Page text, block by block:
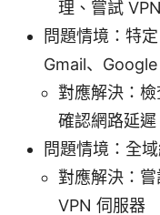
理、嘗試
問題情境：特
Gmail、Google
對應解決：
確認網路延遲
問題情境：全
對應解決：
VPN 伺服器